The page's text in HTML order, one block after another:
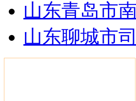
山东青岛市
山东聊城市